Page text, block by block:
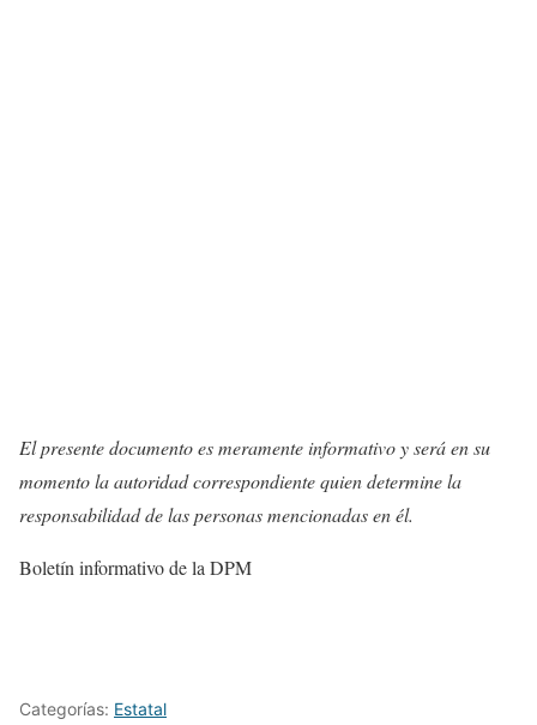
El presente documento es meramente informativo y será en su
momento la autoridad correspondiente quien determine la
responsabilidad de las personas mencionadas en él.
Boletín informativo de la DPM
Categorías: Estatal